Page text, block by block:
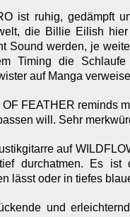
ist ruhig, gedämpft
die Billie Eilish
Sound werden, je
Timing die
auf Manga
OF FEATHER reminds
will. Sehr
auf
durchatmen. Es ist
lässt oder in tiefes
und